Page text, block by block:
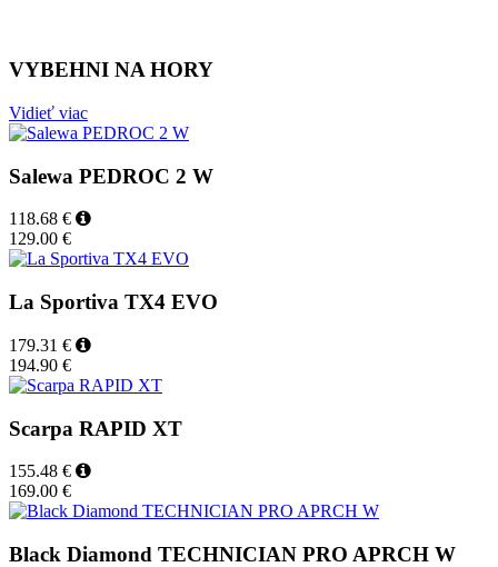
VYBEHNI NA HORY
Vidieť viac
Salewa PEDROC 2 W
118.68 €
129.00 €
La Sportiva TX4 EVO
179.31 €
194.90 €
Scarpa RAPID XT
155.48 €
169.00 €
Black Diamond TECHNICIAN PRO APRCH W